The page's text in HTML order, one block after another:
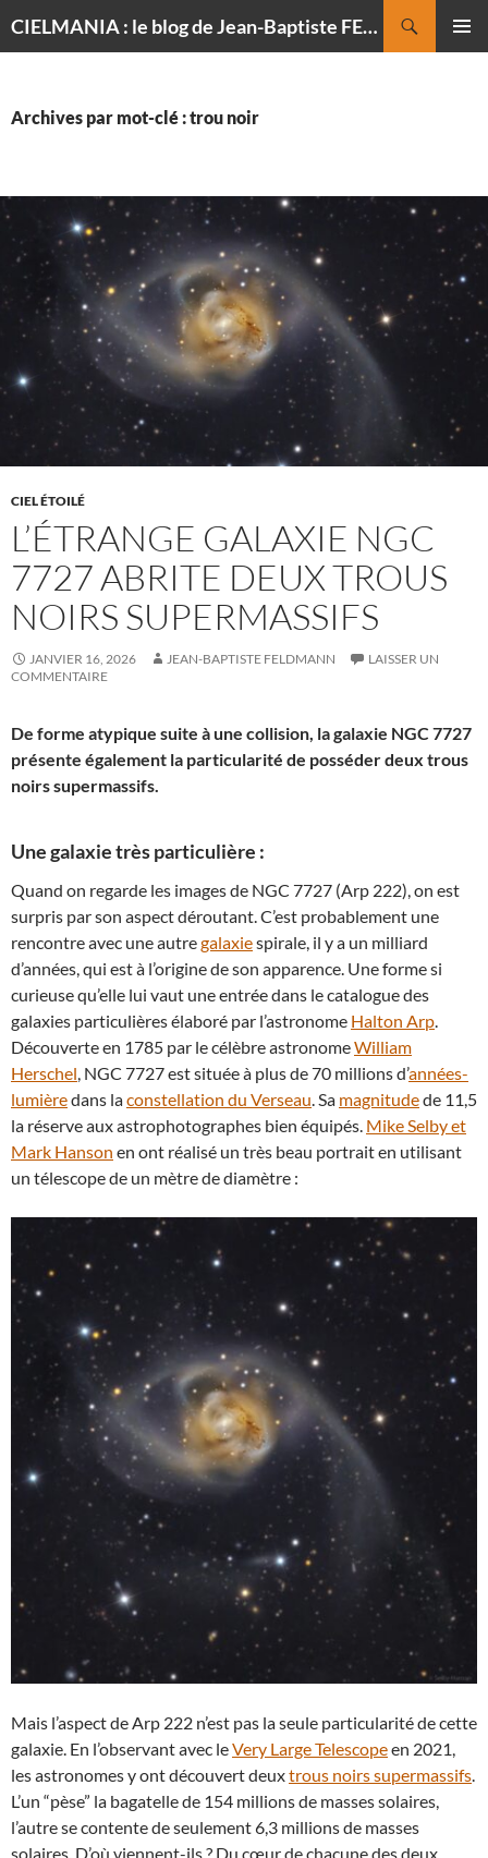
CIELMANIA : le blog de Jean-Baptiste FELDMANN, photographe du ciel
Archives par mot-clé : trou noir
CIEL ÉTOILÉ
L’ÉTRANGE GALAXIE NGC
7727 ABRITE DEUX TROUS
NOIRS SUPERMASSIFS
JANVIER 16, 2026 JEAN-BAPTISTE FELDMANN
LAISSER UN
COMMENTAIRE
De forme atypique suite à une collision, la galaxie NGC 7727
présente également la particularité de posséder deux trous
noirs supermassifs.
Une galaxie très particulière :
Quand on regarde les images de NGC 7727 (Arp 222), on est
surpris par son aspect déroutant. C’est probablement une
rencontre avec une autregalaxiespirale, il y a un milliard
d’années, qui est à l’origine de son apparence. Une forme si
curieuse qu’elle lui vaut une entrée dans le catalogue des
galaxies particulières élaboré par l’astronome Halton Arp.
Découverte en 1785 par le célèbre astronomeWilliam
Herschel, NGC 7727 est située à plus de 70 millions d’années-
lumièredans laconstellation du Verseau. Sa magnitudede 11,5
la réserve aux astrophotographes bien équipés. Mike Selby et
Mark Hanson en ont réalisé un très beau portrait en utilisant
un télescope de un mètre de diamètre :
Mais l’aspect de Arp 222 n’est pas la seule particularité de cette
galaxie. En l’observant avec leVery Large Telescopeen 2021,
les astronomes y ont découvert deuxtrous noirs supermassifs.
L’un “pèse” la bagatelle de 154 millions de masses solaires,
l’autre se contente de seulement 6,3 millions de masses
solaires. D’où viennent-ils ? Du cœur de chacune des deux